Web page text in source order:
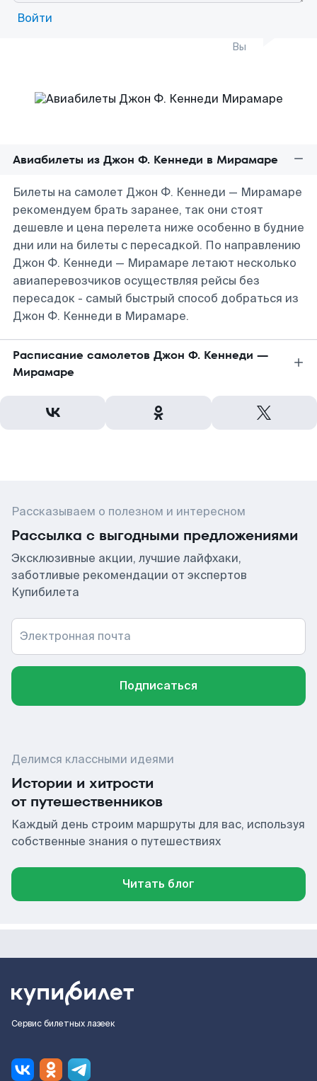
Войти
Вы
Авиабилеты из Джон Ф. Кеннеди в Мирамаре
Билеты на самолет Джон Ф. Кеннеди — Мирамаре
рекомендуем брать заранее, так они стоят
дешевле и цена перелета ниже особенно в будние
дни или на билеты с пересадкой. По направлению
Джон Ф. Кеннеди — Мирамаре летают несколько
авиаперевозчиков осуществляя рейсы без
пересадок - самый быстрый способ добраться из
Джон Ф. Кеннеди в Мирамаре.
Расписание самолетов Джон Ф. Кеннеди —
Мирамаре
Рассказываем о полезном и интересном
Рассылка с выгодными предложениями
Эксклюзивные акции, лучшие лайфхаки,
заботливые рекомендации от экспертов
Купибилета
Электронная почта
Подписаться
Делимся классными идеями
Истории и хитрости
от путешественников
Каждый день строим маршруты для вас, используя
собственные знания о путешествиях
Читать блог
Сервис билетных лазеек